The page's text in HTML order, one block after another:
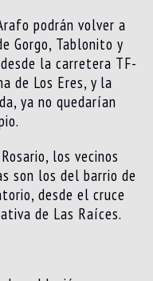
podrán volver a
Gorgo, Tablonito y
la carretera TF-
de Los Eres, y la
ya no quedarían
los vecinos
son los del barrio de
desde el cruce
de Las Raíces.